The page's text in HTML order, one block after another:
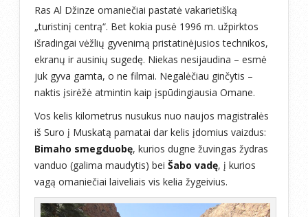
Ras Al Džinze omaniečiai pastatė vakarietišką
„turistinį centrą“. Bet kokia pusė 1996 m. užpirktos
išradingai vėžlių gyvenimą pristatinėjusios technikos,
ekranų ir ausinių sugedę. Niekas nesijaudina – esmė
juk gyva gamta, o ne filmai. Negalėčiau ginčytis –
naktis įsirėžė atmintin kaip įspūdingiausia Omane.
Vos kelis kilometrus nusukus nuo naujos magistralės
iš Suro į Muskatą pamatai dar kelis įdomius vaizdus:
Bimaho smegduobę, kurios dugne žuvingas žydras
vanduo (galima maudytis) bei Šabo vadę, į kurios
vagą omaniečiai laiveliais vis kelia žygeivius.